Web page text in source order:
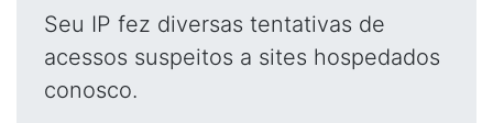
Seu IP fez diversas tentativas de
acessos suspeitos a sites hospedados
conosco.